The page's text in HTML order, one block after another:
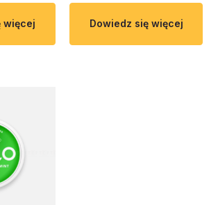
więcej Dowiedz się więcej